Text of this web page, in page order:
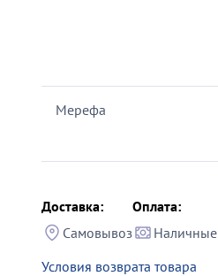
Мерефа
Доставка:
Самовывоз
Оплата:
Наличные
Условия возврата товара